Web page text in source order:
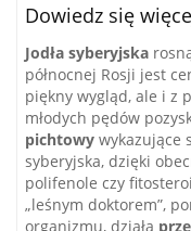
Dowiedz się
Jodła syberyjska
północnej Rosji jest
piękny wygląd, ale i z
młodych pędów
pichtowy wykazujące
syberyjska, dzięki
polifenole czy
„leśnym doktorem”,
organizmu, działa